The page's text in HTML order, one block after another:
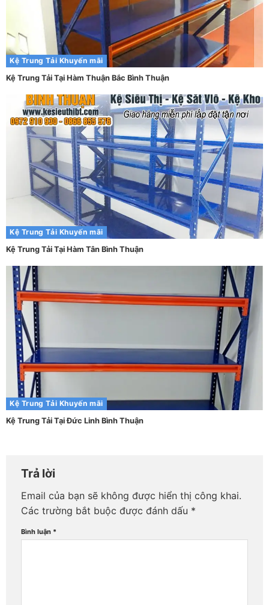
Kệ Trung Tải Khuyến mãi
Kệ Trung Tải Tại Hàm Thuận Bắc Bình Thuận
Kệ Trung Tải Khuyến mãi
Kệ Trung Tải Tại Hàm Tân Bình Thuận
Kệ Trung Tải Khuyến mãi
Kệ Trung Tải Tại Đức Linh Bình Thuận
Trả lời
Email của bạn sẽ không được hiển thị công khai.
Các trường bắt buộc được đánh dấu *
Bình luận *